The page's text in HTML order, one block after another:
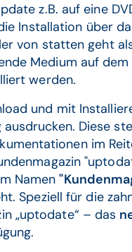
z.B. auf eine
Installation über
von statten geht
Medium auf
werden.
und mit
Diese
im
Namen
Speziell für die
„uptodate“ – das